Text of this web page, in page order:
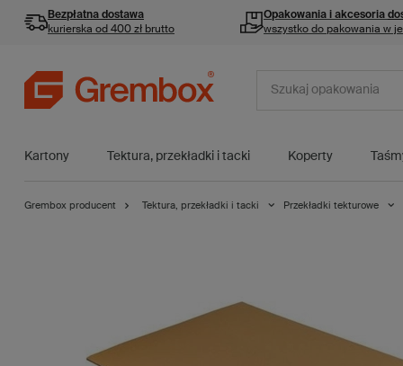
Bezpłatna dostawa
kurierska od 400 zł brutto
Opakowania i akcesoria
wszystko do pakowania w
Kartony Tektura, przekładki i tacki Koperty
Grembox producent Tektura, przekładki i tacki Przekładki tekturowe